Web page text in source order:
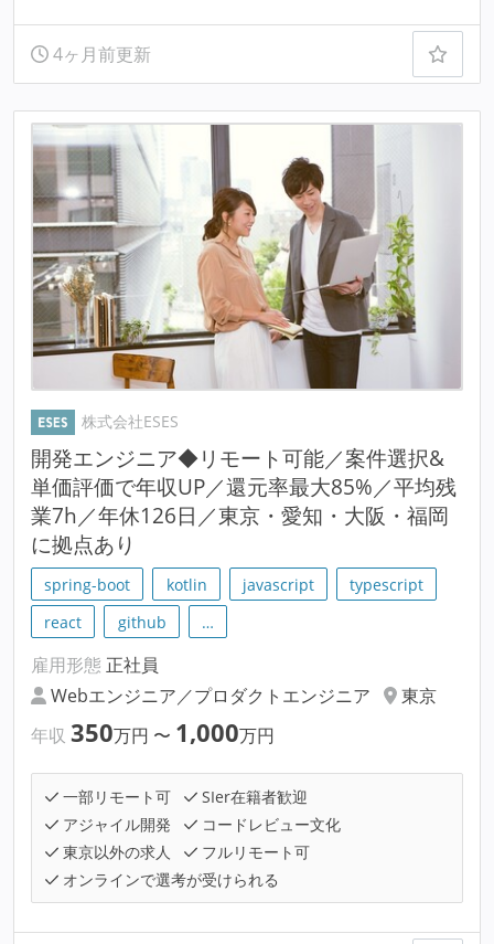
4ヶ月前更新
株式会社ESES
開発エンジニア◆リモート可能／案件選択&
単価評価で年収UP／還元率最大85%／平均残
業7h／年休126日／東京・愛知・大阪・福岡
に拠点あり
spring-boot kotlin javascript
typescript
react
github …
雇用形態 正社員
Webエンジニア／プロダクトエンジニア
東京
年収 350万円 〜 1,000万円
一部リモート可
SIer在籍者歓迎
アジャイル開発
コードレビュー文化
東京以外の求人
フルリモート可
オンラインで選考が受けられる